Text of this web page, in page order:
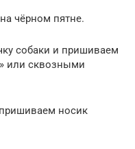
чёрном пятне.
собаки и пришиваем
или сквозными
носик